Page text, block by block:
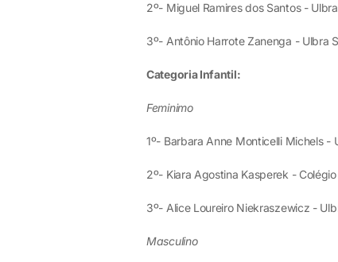
2º- Miguel Ramires dos Santos -
3º- Antônio Harrote Zanenga - Ulbra
Categoria Infantil:
Feminimo
1º- Barbara Anne Monticelli Michels -
2º- Kiara Agostina Kasperek -
3º- Alice Loureiro Niekraszewicz -
Masculino